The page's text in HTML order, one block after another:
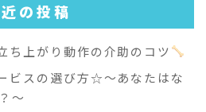
の投稿
がり動作の介助のコツ
ビスの選び方☆～あなたはな
～